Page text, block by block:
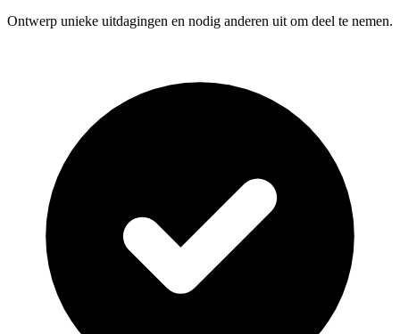
Ontwerp unieke uitdagingen en nodig anderen uit om deel te nemen.